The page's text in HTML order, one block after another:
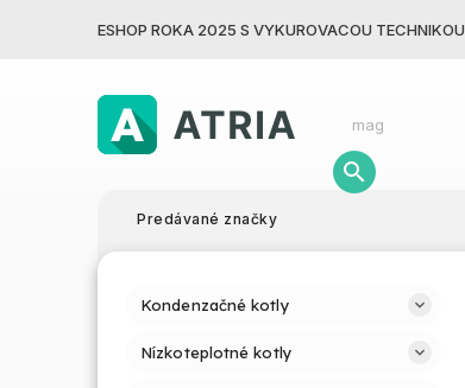
ESHOP ROKA 2025 S VYKUROVACOU TECHNIKOU
Predávané značky
Kondenzačné kotly
Nízkoteplotné kotly